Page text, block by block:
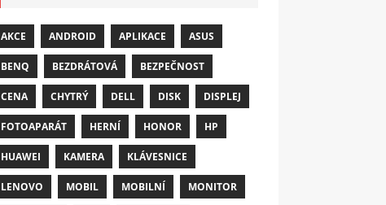
AKCE ANDROID APLIKACE ASUS
BENQ BEZDRÁTOVÁ BEZPEČNOST
CENA CHYTRÝ DELL DISK DISPLEJ
FOTOAPARÁT HERNÍ HONOR HP
HUAWEI KAMERA KLÁVESNICE
LENOVO MOBIL MOBILNÍ MONITOR